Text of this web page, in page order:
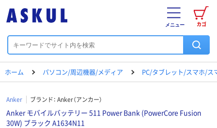
カゴ
メニュー
ホーム パソコン/周辺機器/メディア PC/タブレット/スマホ/ス
Anker ブランド： Anker（アンカー）
Anker モバイルバッテリー 511 Power Bank (PowerCore Fusion
30W) ブラック A1634N11